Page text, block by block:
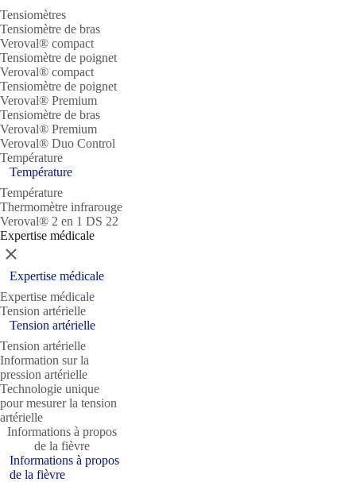
Tensiomètres
Tensiomètre de bras
Veroval® compact
Tensiomètre de poignet
Veroval® compact
Tensiomètre de poignet
Veroval® Premium
Tensiomètre de bras
Veroval® Premium
Veroval® Duo Control
Température
Température
Température
Thermomètre infrarouge
Veroval® 2 en 1 DS 22
Expertise médicale
Fermer
Expertise médicale
Expertise médicale
Tension artérielle
Tension artérielle
Tension artérielle
Information sur la
pression artérielle
Technologie unique
pour mesurer la tension
artérielle
Informations à propos
de la fièvre
Informations à propos
de la fièvre